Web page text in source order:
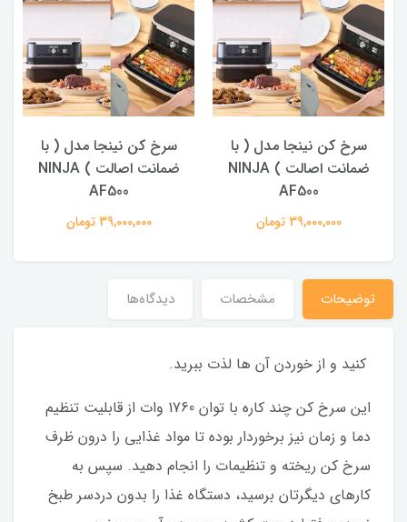
سرخ کن نینجا مدل ( با
ضمانت اصالت ) NINJA
AF500
39,000,000 تومان
سرخ کن نینجا مدل ( با
ضمانت اصالت ) NINJA
AF500
39,000,000 تومان
توضیحات مشخصات دیدگاه‌ها
کنید و از خوردن آن ها لذت ببرید.
این سرخ کن چند کاره با توان 1760 وات از قابلیت تنظیم
دما و زمان نیز برخوردار بوده تا مواد غذایی را درون ظرف
سرخ کن ریخته و تنظیمات را انجام دهید. سپس به
کارهای دیگرتان برسید، دستگاه غذا را بدون دردسر طبخ